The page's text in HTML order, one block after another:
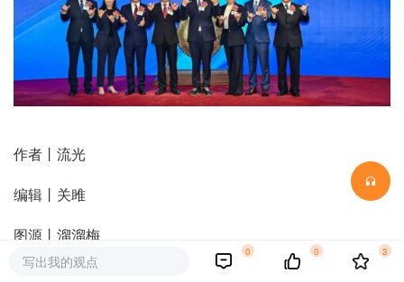
作者丨流光
编辑丨关雎
图源丨溜溜梅
“你没事吧？你没事吧？没事就吃溜溜梅”——这句魔性洗脑
写出我的观点
0 0 3